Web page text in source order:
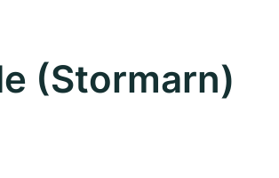
(Stormarn)